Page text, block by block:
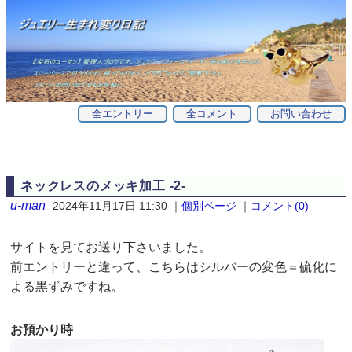
お問い合わせ
全コメント
全エントリー
ネックレスのメッキ加工 -2-
u-man 2024年11月17日 11:30｜ 個別ページ ｜ コメント(0)
サイトを見てお送り下さいました。
前エントリーと違って、こちらはシルバーの変色＝硫化に
よる黒ずみですね。
お預かり時